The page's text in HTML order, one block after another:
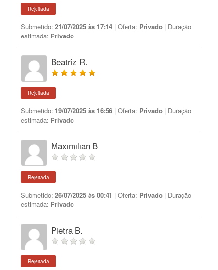
Rejeitada
Submetido: 21/07/2025 às 17:14 | Oferta: Privado | Duração
estimada: Privado
Beatriz R.
Rejeitada
Submetido: 19/07/2025 às 16:56 | Oferta: Privado | Duração
estimada: Privado
Maximilian B
Rejeitada
Submetido: 26/07/2025 às 00:41 | Oferta: Privado | Duração
estimada: Privado
Pietra B.
Rejeitada